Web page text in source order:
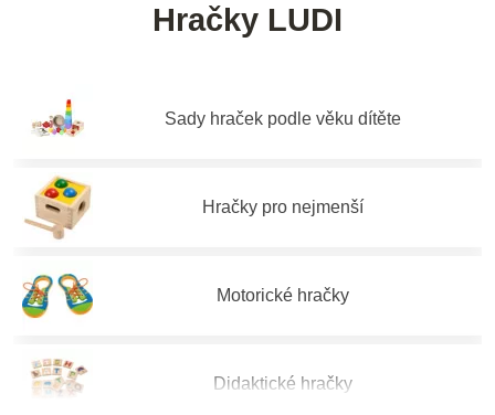
Hračky LUDI
Sady hraček podle věku dítěte
Hračky pro nejmenší
Motorické hračky
Didaktické hračky